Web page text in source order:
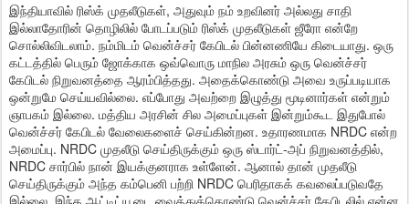
இந்தியாவில் ரிஸ்க் முதலீடுகள், அதுவும் நம் உறவினர் அல்லது சாதி
இல்லாதோரின் தொழிலில் போடப்படும் ரிஸ்க் முதலீடுகள் ஜீரோ என்றே
சொல்லிவிடலாம். நம்மிடம் வென்ச்சர் கேபிடல் பின்னணியே கிடையாது. ஒரு
கட்டத்தில் பெரும் ஜோக்காக ஒவ்வொரு மாநில அரசும் ஒரு வென்ச்சர்
கேபிடல் நிறுவனத்தை ஆரம்பித்தது. அதைக்கொண்டு அவை உருப்படியாக
ஒன்றுமே செய்யவில்லை. எப்போது அவற்றை இழுத்து மூடினார்கள் என்றும்
ஞாபகம் இல்லை. மத்திய அரசின் சில அமைப்புகள் இன்றும்கூட இதுபோல்
வென்ச்சர் கேபிடல் வேலைகளைச் செய்கின்றன. உதாரணமாக NRDC என்ற
அமைப்பு. NRDC முதலீடு செய்திருக்கும் ஒரு ஸ்டார்ட்-அப் நிறுவனத்தில்,
NRDC சார்பில் நான் இயக்குனராக உள்ளேன். ஆனால் தான் முதலீடு
செய்திருக்கும் அந்த கம்பெனி பற்றி NRDC பெரிதாகக் கவலைப்படுவதே
இல்லை. இந்த ஆட்டிட்யூடை வைத்துக்கொண்டு வென்ச்சர் கேபிடலில் என்ன